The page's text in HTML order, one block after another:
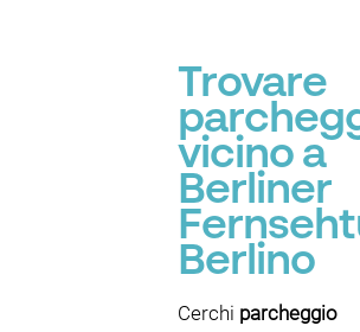
Trovare
vicino a
Berliner
Berlino
Cerchi parcheggio